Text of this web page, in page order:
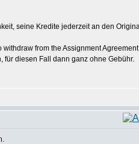
seine Kredite jederzeit an den
from the Assignment
für diesen Fall dann ganz ohne Gebühr.